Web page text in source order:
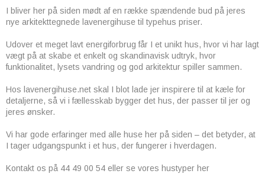
I bliver her på siden mødt af en række spændende bud på jeres
nye arkitekttegnede lavenergihuse til typehus priser.
Udover et meget lavt energiforbrug får I et unikt hus, hvor vi har lagt
vægt på at skabe et enkelt og skandinavisk udtryk, hvor
funktionalitet, lysets vandring og god arkitektur spiller sammen.
Hos lavenergihuse.net skal I blot lade jer inspirere til at kæle for
detaljerne, så vi i fællesskab bygger det hus, der passer til jer og
jeres ønsker.
Vi har gode erfaringer med alle huse her på siden – det betyder, at
I tager udgangspunkt i et hus, der fungerer i hverdagen.
Kontakt os på 44 49 00 54 eller se vores hustyper her